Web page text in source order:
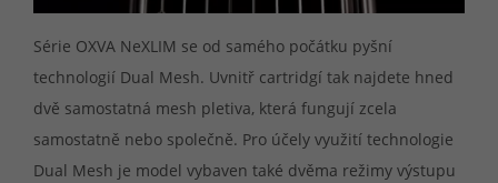
Série OXVA NeXLIM se od samého počátku pyšní
technologií Dual Mesh. Uvnitř cartridgí tak najdete hned
dvě samostatná mesh pletiva, která fungují zcela
samostatně nebo společně. Pro účely využití technologie
Dual Mesh je model vybaven také dvěma režimy výstupu